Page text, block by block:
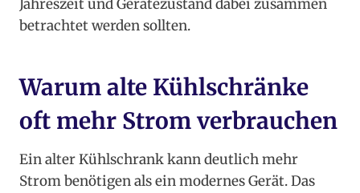
Jahreszeit und Gerätezustand dabei zusammen
betrachtet werden sollten.
Warum alte Kühlschränke
oft mehr Strom verbrauchen
Ein alter Kühlschrank kann deutlich mehr
Strom benötigen als ein modernes Gerät. Das